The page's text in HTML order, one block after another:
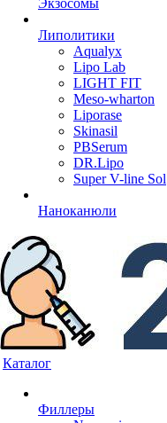
Экзосомы
Липолитики
Aqualyx
Lipo Lab
LIGHT FIT
Meso-wharton
Liporase
Skinasil
PBSerum
DR.Lipo
Super V-line Sol
Наноканюли
Каталог
Филлеры